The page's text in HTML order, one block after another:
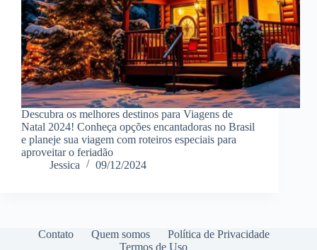
Descubra os melhores destinos para Viagens de
Natal 2024! Conheça opções encantadoras no Brasil
e planeje sua viagem com roteiros especiais para
aproveitar o feriadão
Jessica
09/12/2024
Contato Quem somos
Política de Privacidade
Termos de Uso